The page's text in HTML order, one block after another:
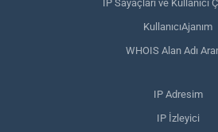
IP Sayaçları ve Kullanıcı
KullanıcıAjanım
WHOIS Alan Adı
IP Adresim
IP İzleyici